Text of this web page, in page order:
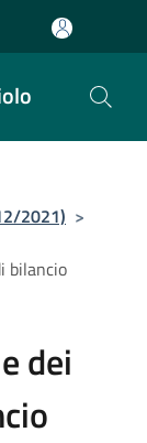
2021) >
bilancio
dei